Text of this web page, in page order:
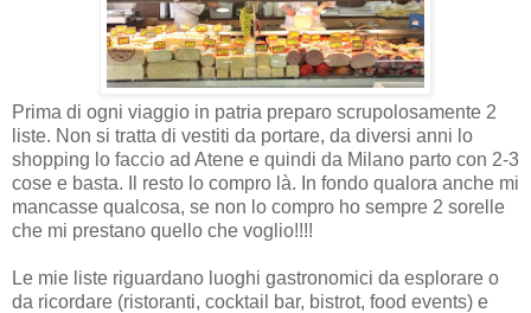
Prima di ogni viaggio in patria preparo scrupolosamente 2
liste. Non si tratta di vestiti da portare, da diversi anni lo
shopping lo faccio ad Atene e quindi da Milano parto con 2-3
cose e basta. Il resto lo compro là. In fondo qualora anche mi
mancasse qualcosa, se non lo compro ho sempre 2 sorelle
che mi prestano quello che voglio!!!!
Le mie liste riguardano luoghi gastronomici da esplorare o
da ricordare (ristoranti, cocktail bar, bistrot, food events) e